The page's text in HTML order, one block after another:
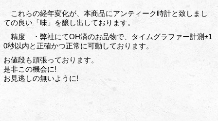
これらの経年変化が、本商品にアンティーク時計と致しまし
ての良い「味」を醸し出しております。
精度 ・弊社にてOH済のお品物で、タイムグラファー計測±1
0秒以内と正確かつ正常に可動しております。
お値段も頑張っております。
是非この機会に!
お見逃しの無いように!